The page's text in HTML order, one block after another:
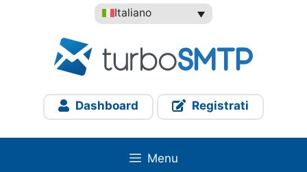
Italiano
Dashboard Registrati
Menu